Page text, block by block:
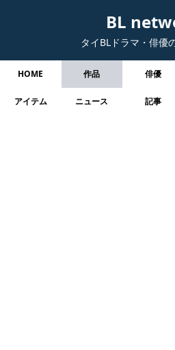
BL
タイBLドラマ・俳優
HOME 作品 俳優
アイテム ニュース 記事